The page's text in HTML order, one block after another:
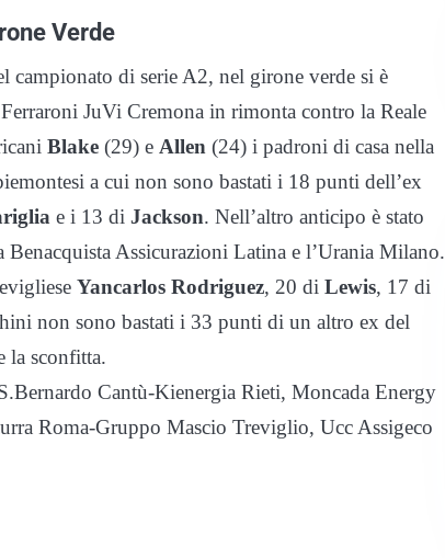
Verde
campionato di serie A2, nel girone verde si è
JuVi Cremona in rimonta contro la Reale
Blake (29) e Allen (24) i padroni di casa nella
a cui non sono bastati i 18 punti dell’ex
e i 13 di Jackson. Nell’altro anticipo è stato
Assicurazioni Latina e l’Urania Milano.
Yancarlos Rodriguez, 20 di Lewis, 17 di
non sono bastati i 33 punti di un altro ex del
la sconfitta.
Cantù-Kienergia Rieti, Moncada Energy
Roma-Gruppo Mascio Treviglio, Ucc Assigeco